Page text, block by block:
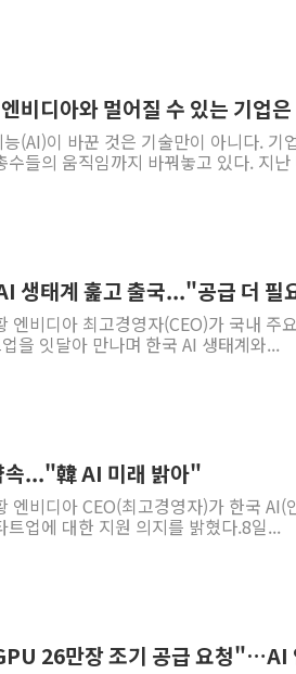
동
강
청양
폭염
비디아와 멀어질 수 있는 기업
(AI)이 바꾼 것은 기술만이 아니다. 기
들의 움직임까지 바꿔놓고 있다. 지난
생태계 훑고 출국..."공급 더 필
비디아 최고경영자(CEO)가 국내 주
을 잇달아 만나며 한국 AI 생태계와...
속..."韓 AI 미래 밝아"
비디아 CEO(최고경영자)가 한국 AI(
업에 대한 지원 의지를 밝혔다.8일...
26만장 조기 공급 요청"…AI